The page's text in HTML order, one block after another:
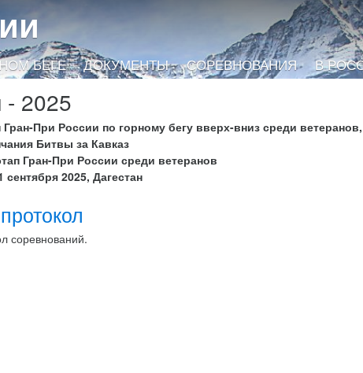
БЕГЕ ДОКУМЕНТЫ СОРЕВНОВАНИЯ В
- 2025
Гран-При России по горному бегу вверх-вниз среди
Битвы за Кавказ
Гран-При России среди ветеранов
сентября 2025, Дагестан
соревнований.